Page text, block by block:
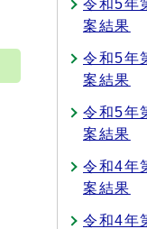
令和5年
案結果
令和5年
案結果
令和5年
案結果
令和4年
案結果
令和4年